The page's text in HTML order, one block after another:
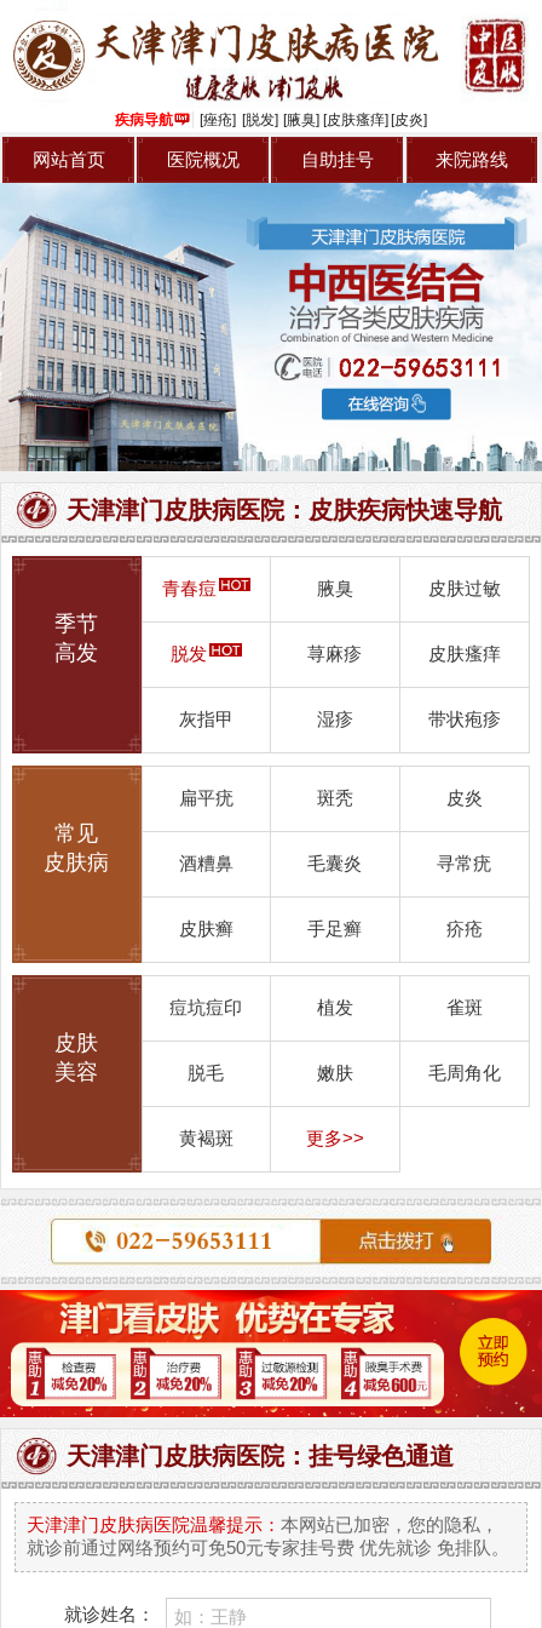
疾病导航 [痤疮] [脱发] [腋臭] [皮肤瘙痒] [皮炎]
网站首页 医院概况 自助挂号 来院路线
天津津门皮肤病医院：皮肤疾病快速导航
季节
高发
青春痘 腋臭 皮肤过敏
脱发 荨麻疹 皮肤瘙痒
灰指甲 湿疹 带状疱疹
常见
皮肤病
扁平疣 斑秃 皮炎
酒糟鼻 毛囊炎 寻常疣
皮肤癣 手足癣 疥疮
皮肤
美容
痘坑痘印 植发 雀斑
脱毛 嫩肤 毛周角化
黄褐斑 更多>>
天津津门皮肤病医院：挂号绿色通道
天津津门皮肤病医院温馨提示：本网站已加密，您的隐私，
就诊前通过网络预约可免50元专家挂号费 优先就诊 免排队。
就诊姓名：